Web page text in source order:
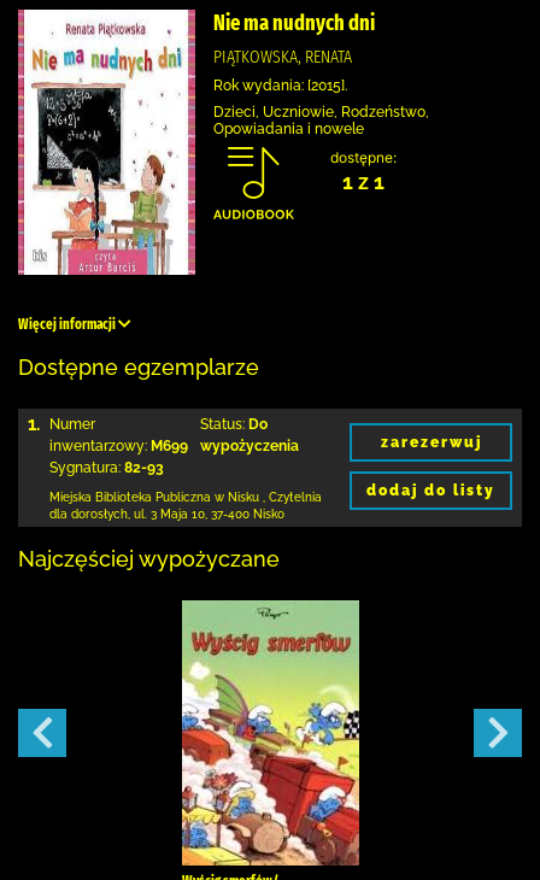
Nie ma nudnych dni
PIĄTKOWSKA, RENATA
Rok wydania: [2015].
Dzieci, Uczniowie, Rodzeństwo,
Opowiadania i nowele
dostępne:
1 z 1
Więcej informacji
Dostępne egzemplarze
1.
Numer
inwentarzowy: M699
Sygnatura: 82-93
Status: Do
wypożyczenia
Miejska Biblioteka Publiczna w Nisku
Czytelnia
dla dorosłych, ul. 3 Maja 10 37-400 Nisko
zarezerwuj
dodaj do listy
Najczęściej wypożyczane